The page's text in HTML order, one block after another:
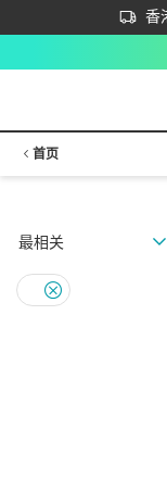
香
立
首次
首页